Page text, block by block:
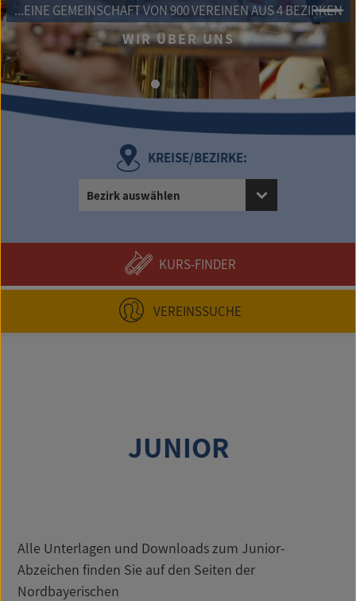
...EINE GEMEINSCHAFT VON 900 VEREINEN AUS 4 BEZIRKEN
WIR ÜBER UNS
KREISE/BEZIRKE:
Bezirk auswählen
KURS-FINDER
VEREINSSUCHE
JUNIOR
Alle Unterlagen und Downloads zum Junior-
Abzeichen finden Sie auf den Seiten der
Nordbayerischen